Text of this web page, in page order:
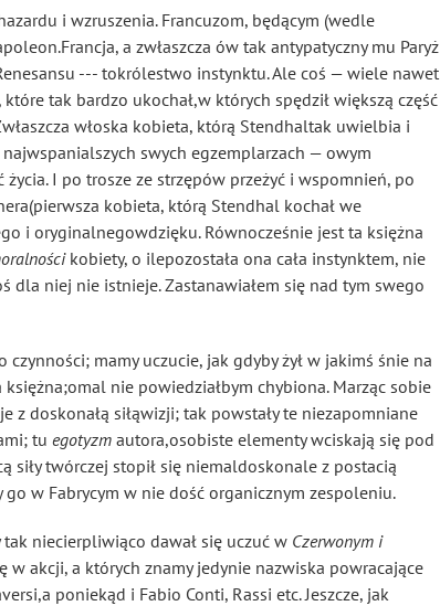
i wzruszenia. Francuzom, będącym (wedle
a zwłaszcza ów tak antypatyczny mu Paryż
--- tokrólestwo instynktu. Ale coś — wiele nawet
tak bardzo ukochał,w których spędził większą część
włoska kobieta, którą Stendhaltak uwielbia i
swych egzemplarzach — owym
I po trosze ze strzępów przeżyć i wspomnień, po
kobieta, którą Stendhal kochał we
i oryginalnegowdzięku. Równocześnie jest ta księżna
kobiety, o ilepozostała ona cała instynktem, nie
niej nie istnieje. Zastanawiałem się nad tym swego
mamy uczucie, jak gdyby żył w jakimś śnie na
nie powiedziałbym chybiona. Marząc sobie
z doskonałą siłąwizji; tak powstały te niezapomniane
tu egotyzm autora,osobiste elementy wciskają się pod
siły twórczej stopił się niemaldoskonale z postacią
w Fabrycym w nie dość organicznym zespoleniu.
niecierpliwiąco dawał się uczuć w Czerwonym i
akcji, a których znamy jedynie nazwiska powracające
poniekąd i Fabio Conti, Rassi etc. Jeszcze, jak